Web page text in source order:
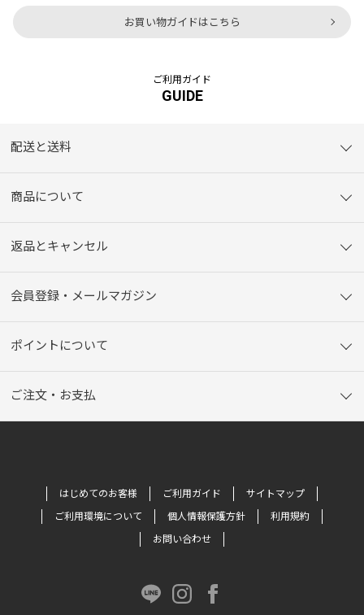
お買い物ガイドはこちら
ご利用ガイド
GUIDE
配送と送料
商品について
返品とキャンセル
会員登録・メールマガジン
ポイントについて
ご注文・お支払
はじめてのお客様 ご利用ガイド
サイトマップ
ご利用環境について
個人情報保護方針
利用規約
お問い合わせ